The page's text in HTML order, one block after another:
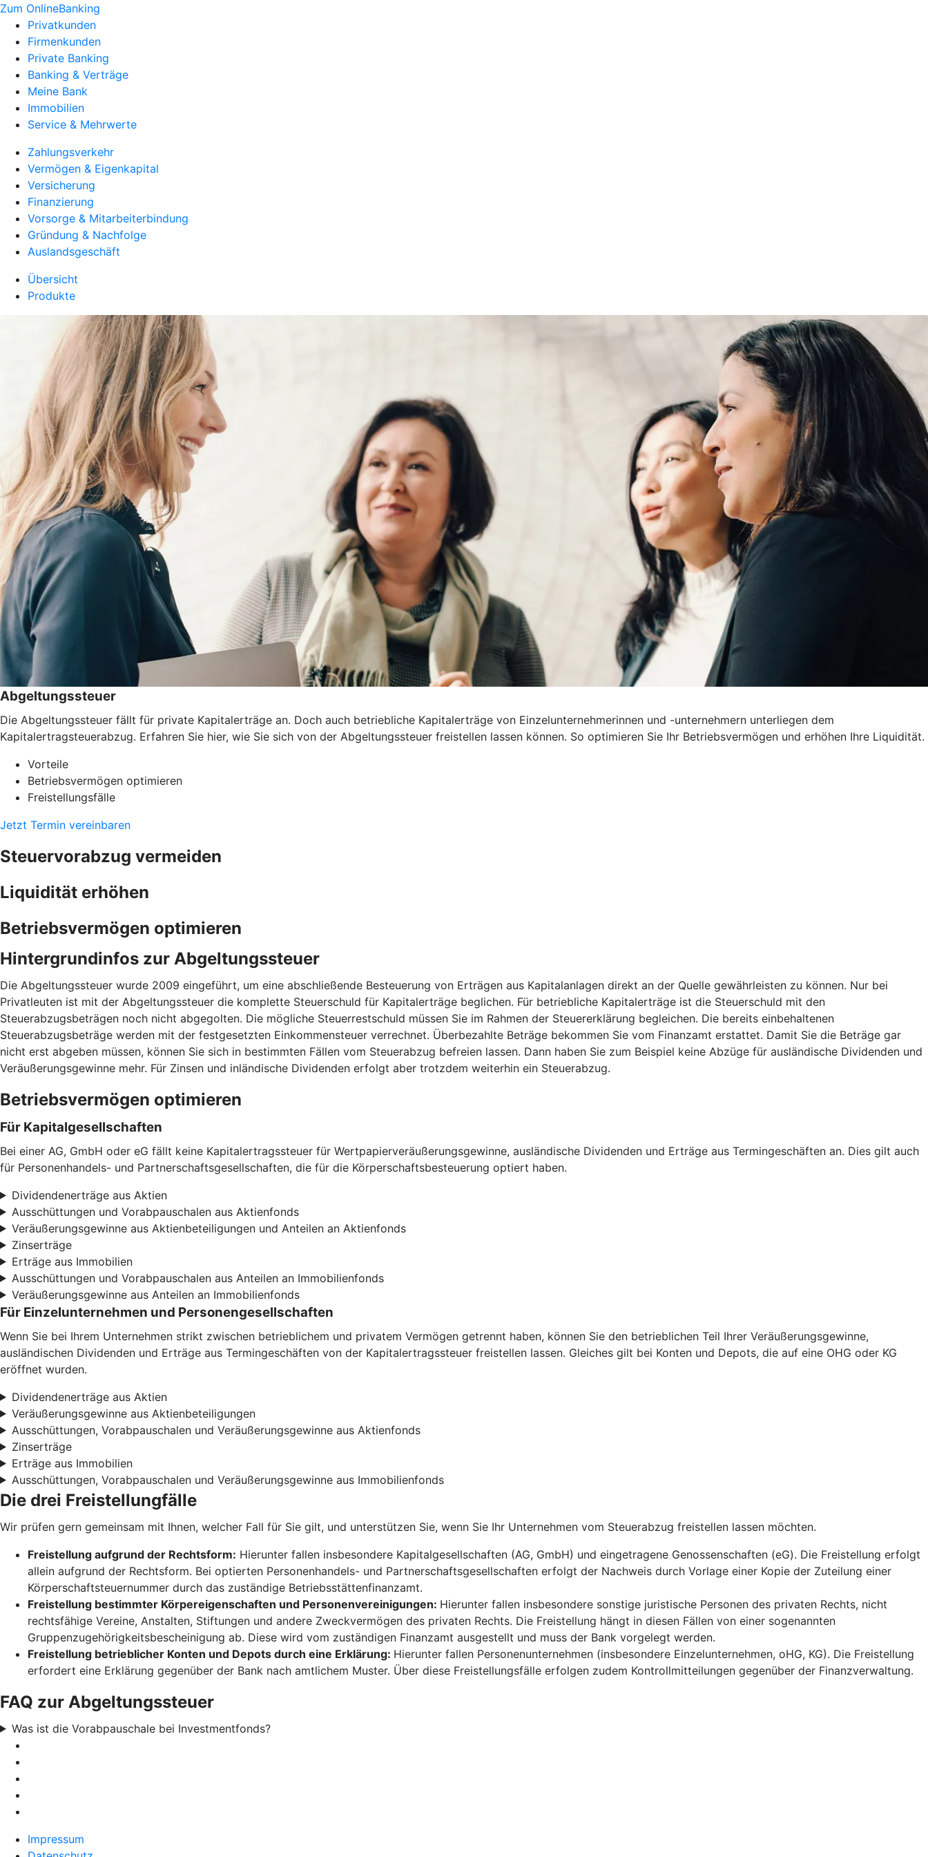
Zum OnlineBanking
Privatkunden
Firmenkunden
Private Banking
Banking & Verträge
Meine Bank
Immobilien
Service & Mehrwerte
Zahlungsverkehr
Vermögen & Eigenkapital
Versicherung
Finanzierung
Vorsorge & Mitarbeiterbindung
Gründung & Nachfolge
Auslandsgeschäft
Übersicht
Produkte
Abgeltungssteuer
Die Abgeltungssteuer fällt für private Kapitalerträge an. Doch auch betriebliche Kapitalerträge von Einzelunternehmerinnen und -unternehmern unterliegen dem
Kapitalertragsteuerabzug. Erfahren Sie hier, wie Sie sich von der Abgeltungssteuer freistellen lassen können. So optimieren Sie Ihr Betriebsvermögen und erhöhen Ihre Liquidität.
Vorteile
Betriebsvermögen optimieren
Freistellungsfälle
Jetzt Termin vereinbaren
Steuervorabzug vermeiden
Liquidität erhöhen
Betriebsvermögen optimieren
Hintergrundinfos zur Abgeltungssteuer
Die Abgeltungssteuer wurde 2009 eingeführt, um eine abschließende Besteuerung von Erträgen aus Kapitalanlagen direkt an der Quelle gewährleisten zu können. Nur bei
Privatleuten ist mit der Abgeltungssteuer die komplette Steuerschuld für Kapitalerträge beglichen. Für betriebliche Kapitalerträge ist die Steuerschuld mit den
Steuerabzugsbeträgen noch nicht abgegolten. Die mögliche Steuerrestschuld müssen Sie im Rahmen der Steuererklärung begleichen. Die bereits einbehaltenen
Steuerabzugsbeträge werden mit der festgesetzten Einkommensteuer verrechnet. Überbezahlte Beträge bekommen Sie vom Finanzamt erstattet. Damit Sie die Beträge gar
nicht erst abgeben müssen, können Sie sich in bestimmten Fällen vom Steuerabzug befreien lassen. Dann haben Sie zum Beispiel keine Abzüge für ausländische Dividenden und
Veräußerungsgewinne mehr. Für Zinsen und inländische Dividenden erfolgt aber trotzdem weiterhin ein Steuerabzug.
Betriebsvermögen optimieren
Für Kapitalgesellschaften
Bei einer AG, GmbH oder eG fällt keine Kapitalertragssteuer für Wertpapierveräußerungsgewinne, ausländische Dividenden und Erträge aus Termingeschäften an. Dies gilt auch
für Personenhandels- und Partnerschaftsgesellschaften, die für die Körperschaftsbesteuerung optiert haben.
Dividendenerträge aus Aktien
Ausschüttungen und Vorabpauschalen aus Aktienfonds
Veräußerungsgewinne aus Aktienbeteiligungen und Anteilen an Aktienfonds
Zinserträge
Erträge aus Immobilien
Ausschüttungen und Vorabpauschalen aus Anteilen an Immobilienfonds
Veräußerungsgewinne aus Anteilen an Immobilienfonds
Für Einzelunternehmen und Personengesellschaften
Wenn Sie bei Ihrem Unternehmen strikt zwischen betrieblichem und privatem Vermögen getrennt haben, können Sie den betrieblichen Teil Ihrer Veräußerungsgewinne,
ausländischen Dividenden und Erträge aus Termingeschäften von der Kapitalertragssteuer freistellen lassen. Gleiches gilt bei Konten und Depots, die auf eine OHG oder KG
eröffnet wurden.
Dividendenerträge aus Aktien
Veräußerungsgewinne aus Aktienbeteiligungen
Ausschüttungen, Vorabpauschalen und Veräußerungsgewinne aus Aktienfonds
Zinserträge
Erträge aus Immobilien
Ausschüttungen, Vorabpauschalen und Veräußerungsgewinne aus Immobilienfonds
Die drei Freistellungfälle
Wir prüfen gern gemeinsam mit Ihnen, welcher Fall für Sie gilt, und unterstützen Sie, wenn Sie Ihr Unternehmen vom Steuerabzug freistellen lassen möchten.
Freistellung aufgrund der Rechtsform: Hierunter fallen insbesondere Kapitalgesellschaften (AG, GmbH) und eingetragene Genossenschaften (eG). Die Freistellung erfolgt
allein aufgrund der Rechtsform. Bei optierten Personenhandels- und Partnerschaftsgesellschaften erfolgt der Nachweis durch Vorlage einer Kopie der Zuteilung einer
Körperschaftsteuernummer durch das zuständige Betriebsstättenfinanzamt.
Freistellung bestimmter Körpereigenschaften und Personenvereinigungen: Hierunter fallen insbesondere sonstige juristische Personen des privaten Rechts, nicht
rechtsfähige Vereine, Anstalten, Stiftungen und andere Zweckvermögen des privaten Rechts. Die Freistellung hängt in diesen Fällen von einer sogenannten
Gruppenzugehörigkeitsbescheinigung ab. Diese wird vom zuständigen Finanzamt ausgestellt und muss der Bank vorgelegt werden.
Freistellung betrieblicher Konten und Depots durch eine Erklärung: Hierunter fallen Personenunternehmen (insbesondere Einzelunternehmen, oHG, KG). Die Freistellung
erfordert eine Erklärung gegenüber der Bank nach amtlichem Muster. Über diese Freistellungsfälle erfolgen zudem Kontrollmitteilungen gegenüber der Finanzverwaltung.
FAQ zur Abgeltungssteuer
Was ist die Vorabpauschale bei Investmentfonds?
Impressum